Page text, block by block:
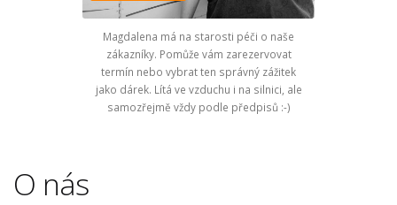
Magdalena má na starosti péči o naše
zákazníky. Pomůže vám zarezervovat
termín nebo vybrat ten správný zážitek
jako dárek. Lítá ve vzduchu i na silnici, ale
samozřejmě vždy podle předpisů :-)
O nás